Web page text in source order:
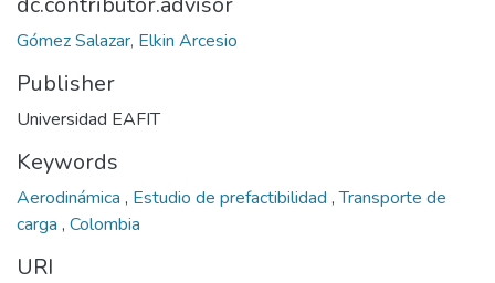
Gómez Salazar, Elkin Arcesio
Publisher
Universidad EAFIT
Keywords
Aerodinámica , Estudio de prefactibilidad ,Transporte de
carga , Colombia
URI